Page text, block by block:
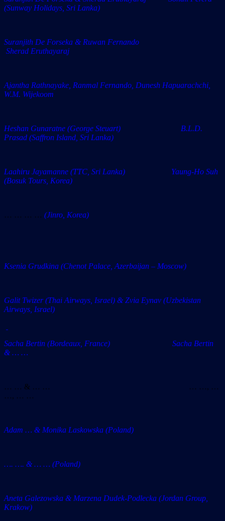
(Sunway Holidays, Sri Lanka)
Suranjith De Forseka & Ruwan Fernando
Sherad Eruthayaraj
Ajantha Rathnayake, Ranmal Fernando, Dunesh Hapuarachchi,
W.M. Wijekoom
Heshan Gunaratne (George Steuart) B.L.D.
Prasad (Saffron Island, Sri Lanka)
Laahiru Jayamanne (TTC, Sri Lanka) Yaung-Ho Suh
(Bosuk Tours, Korea)
… … … … (Jinro, Korea)
Ksenia Grudkina (Chenot Palace, Azerbaijan – Moscow)
Galit Twizer (Thai Airways, Israel) & Zvia Eynav (Uzbekistan
Airways, Israel)
Sacha Bertin (Bordeaux, France) Sacha Bertin
& … …
… … & … … … …, …
…, … …
Adam … & Monika Laskowska (Poland)
…. …. & … … (Poland)
Aneta Galezowska & Marzena Dudek-Podlecka (Jordan Group,
Krakow)